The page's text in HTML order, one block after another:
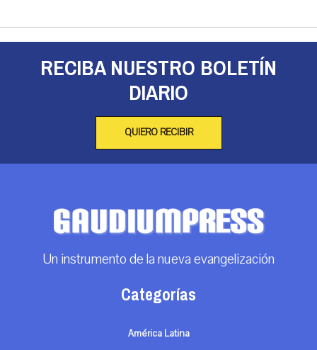
RECIBA NUESTRO BOLETÍN
DIARIO
QUIERO RECIBIR
Un instrumento de la nueva evangelización
Categorías
América Latina